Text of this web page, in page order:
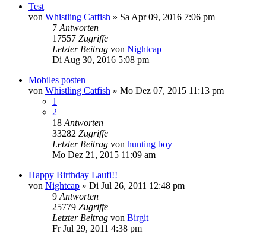
Test
von Whistling Catfish » Sa Apr 09, 2016 7:06 pm
7 Antworten
17557 Zugriffe
Letzter Beitrag von Nightcap
Di Aug 30, 2016 5:08 pm
Mobiles posten
von Whistling Catfish » Mo Dez 07, 2015 11:13 pm
1
2
18 Antworten
33282 Zugriffe
Letzter Beitrag von hunting boy
Mo Dez 21, 2015 11:09 am
Happy Birthday Laufi!!
von Nightcap » Di Jul 26, 2011 12:48 pm
9 Antworten
25779 Zugriffe
Letzter Beitrag von Birgit
Fr Jul 29, 2011 4:38 pm